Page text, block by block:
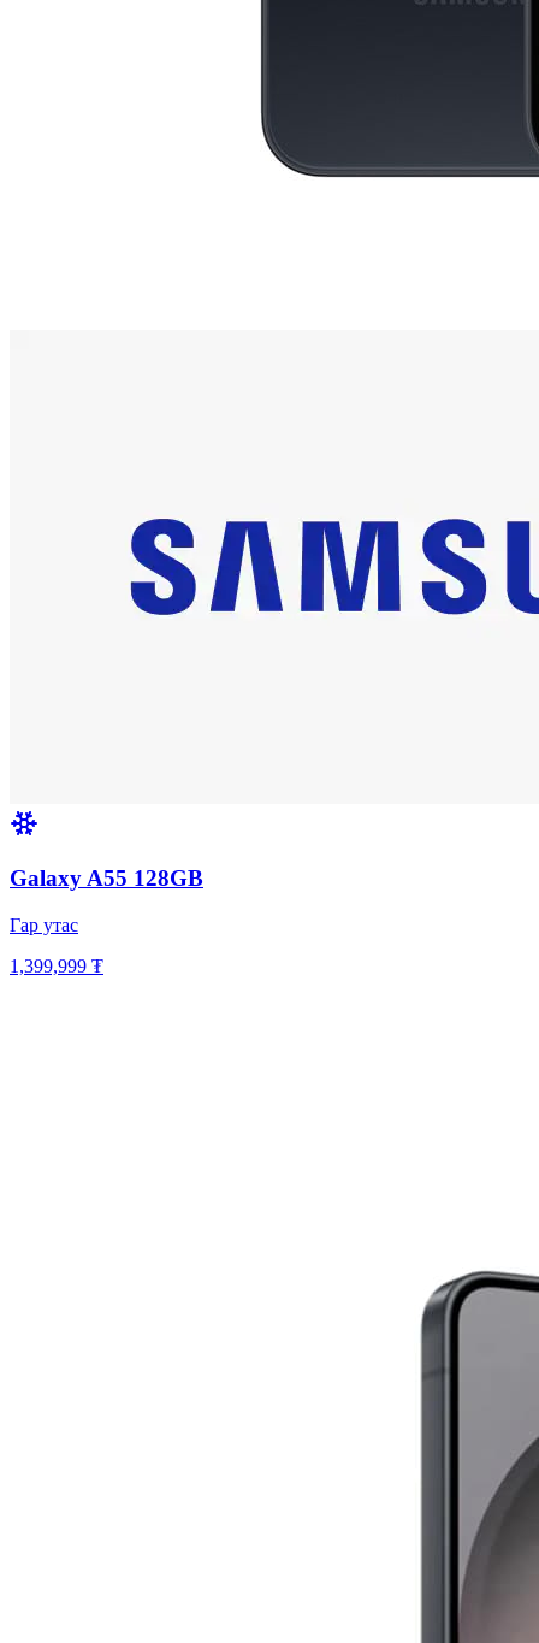
Galaxy A55 128GB
Гар утас
1,399,999 ₮